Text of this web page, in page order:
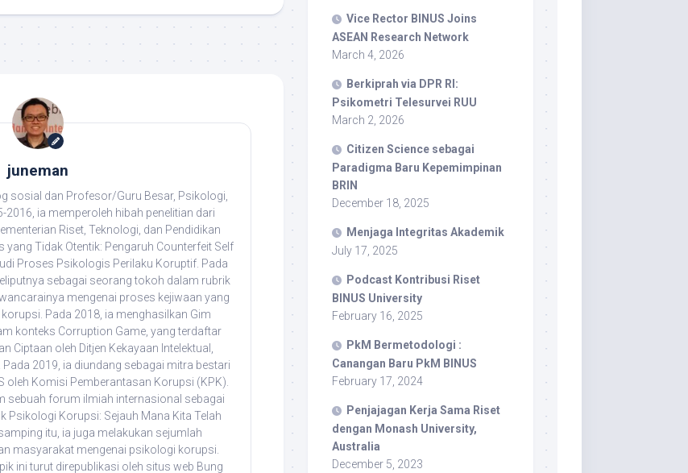
juneman
sosial dan Profesor/Guru Besar, Psikologi,
2016, ia memperoleh hibah penelitian dari
Riset, Teknologi, dan Pendidikan
yang Tidak Otentik: Pengaruh Counterfeit Self
Proses Psikologis Perilaku Koruptif. Pada
sebagai seorang tokoh dalam rubrik
mengenai proses kejiwaan yang
Pada 2018, ia menghasilkan Gim
konteks Corruption Game, yang terdaftar
Ciptaan oleh Ditjen Kekayaan Intelektual,
2019, ia diundang sebagai mitra bestari
oleh Komisi Pemberantasan Korupsi (KPK).
sebuah forum ilmiah internasional sebagai
Psikologi Korupsi: Sejauh Mana Kita Telah
itu, ia juga melakukan sejumlah
masyarakat mengenai psikologi korupsi.
ini turut direpublikasi oleh situs web Bung
Vice Rector BINUS Joins
ASEAN Research Network
March 4, 2026
Berkiprah via DPR RI:
Psikometri Telesurvei RUU
March 2, 2026
Citizen Science sebagai
Paradigma Baru Kepemimpinan
BRIN
December 18, 2025
Menjaga Integritas Akademik
July 17, 2025
Podcast Kontribusi Riset
BINUS University
February 16, 2025
PkM Bermetodologi :
Canangan Baru PkM BINUS
February 17, 2024
Penjajagan Kerja Sama Riset
dengan Monash University,
Australia
December 5, 2023